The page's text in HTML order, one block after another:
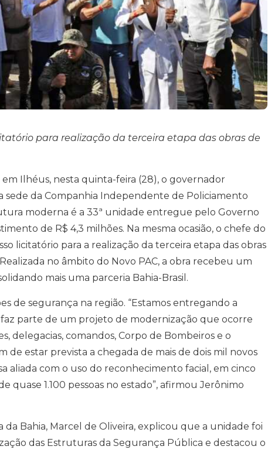
para realização da terceira etapa das obras de
Ilhéus, nesta quinta-feira (28), o governador
da Companhia Independente de Policiamento
moderna é a 33ª unidade entregue pelo Governo
de R$ 4,3 milhões. Na mesma ocasião, o chefe do
licitatório para a realização da terceira etapa das obras
no âmbito do Novo PAC, a obra recebeu um
mais uma parceria Bahia-Brasil.
de segurança na região. “Estamos entregando a
parte de um projeto de modernização que ocorre
delegacias, comandos, Corpo de Bombeiros e o
de estar prevista a chegada de mais de dois mil novos
aliada com o uso do reconhecimento facial, em cinco
quase 1.100 pessoas no estado”, afirmou Jerônimo
Bahia, Marcel de Oliveira, explicou que a unidade foi
das Estruturas da Segurança Pública e destacou o